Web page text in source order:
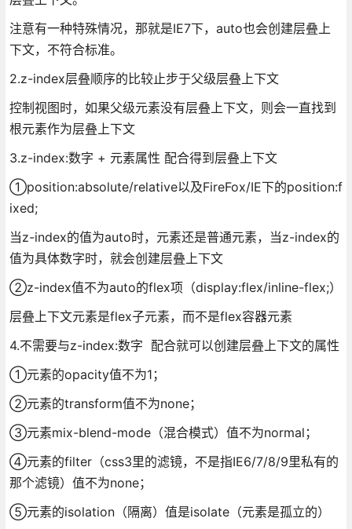
注意有一种特殊情况，那就是IE7下，auto也会创建层叠上
下文，不符合标准。
2.z-index层叠顺序的比较止步于父级层叠上下文
控制视图时，如果父级元素没有层叠上下文，则会一直找到
根元素作为层叠上下文
3.z-index:数字 + 元素属性 配合得到层叠上下文
①position:absolute/relative以及FireFox/IE下的position:f
ixed;
当z-index的值为auto时，元素还是普通元素，当z-index的
值为具体数字时，就会创建层叠上下文
②z-index值不为auto的flex项（display:flex/inline-flex;）
层叠上下文元素是flex子元素，而不是flex容器元素
4.不需要与z-index:数字 配合就可以创建层叠上下文的属性
①元素的opacity值不为1；
②元素的transform值不为none；
③元素mix-blend-mode（混合模式）值不为normal；
④元素的filter（css3里的滤镜，不是指IE6/7/8/9里私有的
那个滤镜）值不为none；
⑤元素的isolation（隔离）值是isolate（元素是孤立的）